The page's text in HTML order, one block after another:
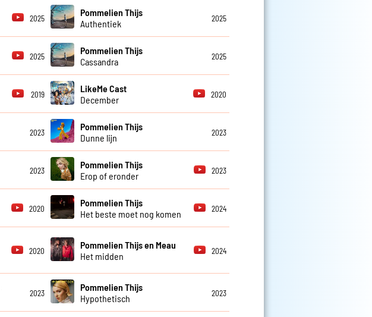
2025
Pommelien Thijs
Authentiek
2025
2025
Pommelien Thijs
Cassandra
2025
2019
LikeMe Cast
December
2020
2023
Pommelien Thijs
Dunne lijn
2023
2023
Pommelien Thijs
Erop of eronder
2023
2020
Pommelien Thijs
Het beste moet nog komen
2024
2020
Pommelien Thijs en Meau
Het midden
2024
2023
Pommelien Thijs
Hypothetisch
2023